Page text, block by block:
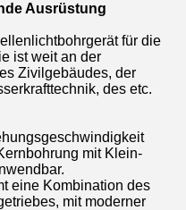
Ausrüstung
für die
ist weit an der
Zivilgebäudes, der
des etc.
mit Klein-
eine Kombination des
mit moderner